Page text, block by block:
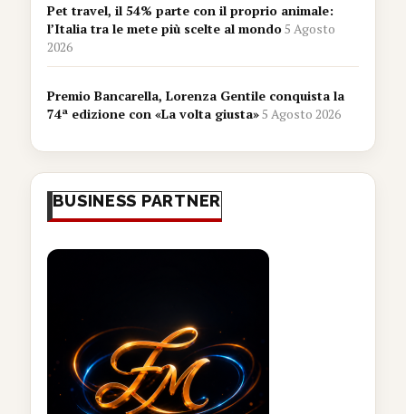
Pet travel, il 54% parte con il proprio animale:
l’Italia tra le mete più scelte al mondo5 Agosto
2026
Premio Bancarella, Lorenza Gentile conquista la
74ª edizione con «La volta giusta»5 Agosto 2026
BUSINESS PARTNER